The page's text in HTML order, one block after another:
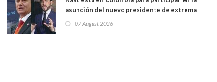
asunción del nuevo presidente de extrema
07 August 2026